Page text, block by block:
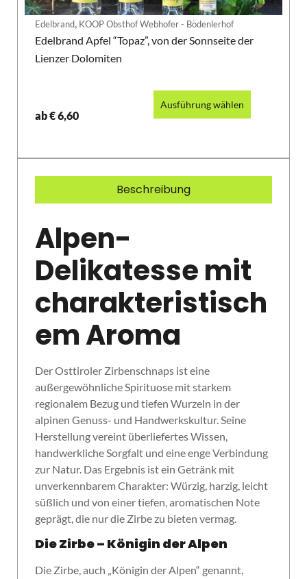
Edelbrand, KOOP Obsthof Webhofer - Bödenlerhof
Edelbrand Apfel “Topaz”, von der Sonnseite der
Lienzer Dolomiten
ab€6,60
Ausführung wählen
Beschreibung
Alpen-
Delikatesse mit
charakteristisch
em Aroma
Der Osttiroler Zirbenschnaps ist eine
außergewöhnliche Spirituose mit starkem
regionalem Bezug und tiefen Wurzeln in der
alpinen Genuss- und Handwerkskultur. Seine
Herstellung vereint überliefertes Wissen,
handwerkliche Sorgfalt und eine enge Verbindung
zur Natur. Das Ergebnis ist ein Getränk mit
unverkennbarem Charakter: Würzig, harzig, leicht
süßlich und von einer tiefen, aromatischen Note
geprägt, die nur die Zirbe zu bieten vermag.
Die Zirbe – Königin der Alpen
Die Zirbe, auch „Königin der Alpen“ genannt,